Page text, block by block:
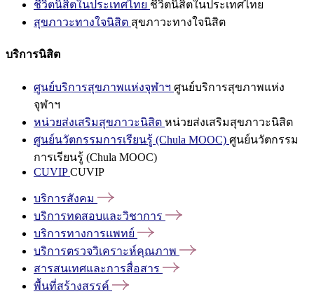
ชีวิตนิสิตในประเทศไทย ชีวิตนิสิตในประเทศไทย
สุขภาวะทางใจนิสิต สุขภาวะทางใจนิสิต
บริการนิสิต
ศูนย์บริการสุขภาพแห่งจุฬาฯ ศูนย์บริการสุขภาพแห่ง
จุฬาฯ
หน่วยส่งเสริมสุขภาวะนิสิต หน่วยส่งเสริมสุขภาวะนิสิต
ศูนย์นวัตกรรมการเรียนรู้ (Chula MOOC) ศูนย์นวัตกรรม
การเรียนรู้ (Chula MOOC)
CUVIPCUVIP
บริการสังคม
บริการทดสอบและวิชาการ
บริการทางการแพทย์
บริการตรวจวิเคราะห์คุณภาพ
สารสนเทศและการสื่อสาร
พื้นที่สร้างสรรค์